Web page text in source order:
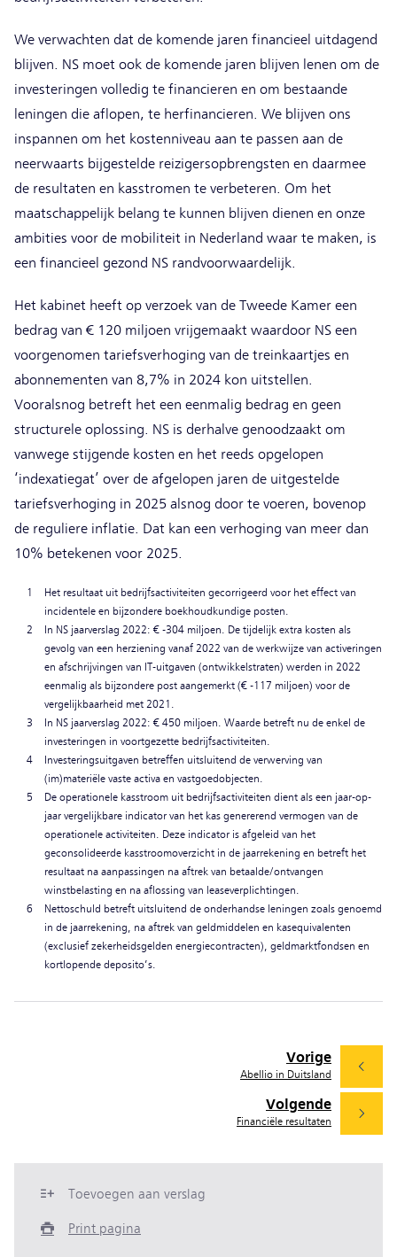
We verwachten dat de komende jaren financieel uitdagend
blijven. NS moet ook de komende jaren blijven lenen om de
investeringen volledig te financieren en om bestaande
leningen die aflopen, te herfinancieren. We blijven ons
inspannen om het kostenniveau aan te passen aan de
neerwaarts bijgestelde reizigersopbrengsten en daarmee
de resultaten en kasstromen te verbeteren. Om het
maatschappelijk belang te kunnen blijven dienen en onze
ambities voor de mobiliteit in Nederland waar te maken, is
een financieel gezond NS randvoorwaardelijk.
Het kabinet heeft op verzoek van de Tweede Kamer een
bedrag van € 120 miljoen vrijgemaakt waardoor NS een
voorgenomen tariefsverhoging van de treinkaartjes en
abonnementen van 8,7% in 2024 kon uitstellen.
Vooralsnog betreft het een eenmalig bedrag en geen
structurele oplossing. NS is derhalve genoodzaakt om
vanwege stijgende kosten en het reeds opgelopen
‘indexatiegat’ over de afgelopen jaren de uitgestelde
tariefsverhoging in 2025 alsnog door te voeren, bovenop
de reguliere inflatie. Dat kan een verhoging van meer dan
10% betekenen voor 2025.
1
Het resultaat uit bedrijfsactiviteiten gecorrigeerd voor het effect van
incidentele en bijzondere boekhoudkundige posten.
2
In NS jaarverslag 2022: € -304 miljoen. De tijdelijk extra kosten als
gevolg van een herziening vanaf 2022 van de werkwijze van activeringen
en afschrijvingen van IT-uitgaven (ontwikkelstraten) werden in 2022
eenmalig als bijzondere post aangemerkt (€ -117 miljoen) voor de
vergelijkbaarheid met 2021.
3
In NS jaarverslag 2022: € 450 miljoen. Waarde betreft nu de enkel de
investeringen in voortgezette bedrijfsactiviteiten.
4
Investeringsuitgaven betreffen uitsluitend de verwerving van
(im)materiële vaste activa en vastgoedobjecten.
5
De operationele kasstroom uit bedrijfsactiviteiten dient als een jaar-op-
jaar vergelijkbare indicator van het kas genererend vermogen van de
operationele activiteiten. Deze indicator is afgeleid van het
geconsolideerde kasstroomoverzicht in de jaarrekening en betreft het
resultaat na aanpassingen na aftrek van betaalde/ontvangen
winstbelasting en na aflossing van leaseverplichtingen.
6
Nettoschuld betreft uitsluitend de onderhandse leningen zoals genoemd
in de jaarrekening, na aftrek van geldmiddelen en kasequivalenten
(exclusief zekerheidsgelden energiecontracten), geldmarktfondsen en
kortlopende deposito’s.
Volgende
Financiële resultaten
Vorige
Abellio in Duitsland
Toevoegen aan verslag
Print pagina